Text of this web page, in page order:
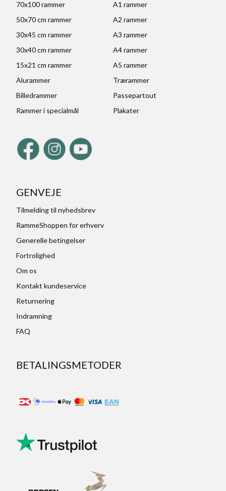
70x100 rammer
A1 rammer
50x70 cm rammer
A2 rammer
30x45 cm rammer
A3 rammer
30x40 cm rammer
A4 rammer
15x21 cm rammer
A5 rammer
Alurammer
Trærammer
Billedrammer
Passepartout
Rammer i specialmål
Plakater
GENVEJE
Tilmelding til nyhedsbrev
RammeShoppen for erhverv
Generelle betingelser
Fortrolighed
Om os
Kontakt kundeservice
Returnering
Indramning
FAQ
BETALINGSMETODER